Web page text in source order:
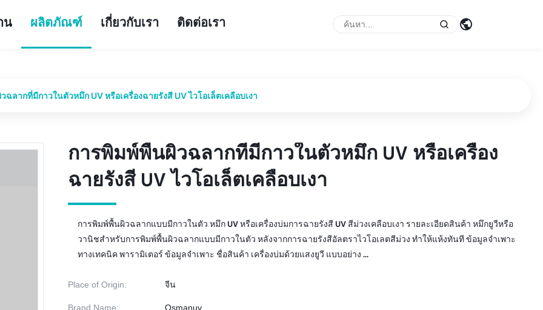
น ผลิตภัณฑ์ เกี่ยวกับเรา ติดต่อเรา
ฉลากที่มีกาวในตัวหมึก UV หรือเครื่องฉายรังสี UV ไวโอเล็ตเคลือบเงา
การพิมพ์พื้นผิวฉลากที่มีกาวในตัวหมึก UV หรือเครื่อง
ฉายรังสี UV ไวโอเล็ตเคลือบเงา
การพิมพ์พื้นผิวฉลากที่มีกาวในตัวหมึก UV หรือเครื่อง
ฉายรังสี UV ไวโอเล็ตเคลือบเงา
การพิมพ์พื้นผิวฉลากแบบมีกาวในตัว หมึก UV หรือเครื่องบ่มการฉายรังสี UV สีม่วงเคลือบเงา รายละเอียดสินค้า หมึกยูวีหรือ
วานิชสำหรับการพิมพ์พื้นผิวฉลากแบบมีกาวในตัว หลังจากการฉายรังสีอัลตราไวโอเลตสีม่วง ทำให้แห้งทันที ข้อมูลจำเพาะ
ทางเทคนิค พารามิเตอร์ ข้อมูลจำเพาะ ชื่อสินค้า เครื่องบ่มด้วยแสงยูวี แบบอย่าง ...
Place of Origin: จีน
Brand Name: Osmanuv